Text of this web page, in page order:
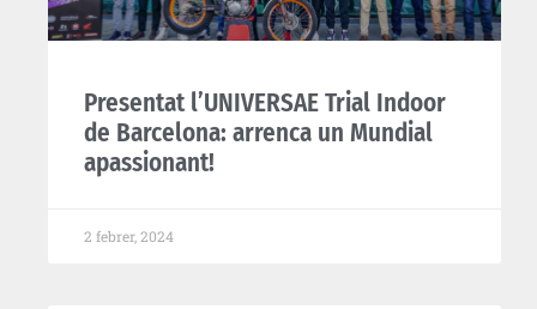
Presentat l’UNIVERSAE Trial Indoor
de Barcelona: arrenca un Mundial
apassionant!
2 febrer, 2024